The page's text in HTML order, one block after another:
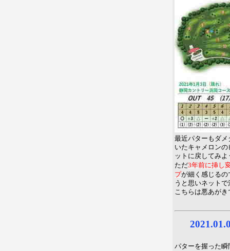
最近パターもダ
いたキャメロン
ットに戻してみ
ただ3年前に挿し
プが細く感じるの
うと思いネット
こちらは悪あがき
パターを握った